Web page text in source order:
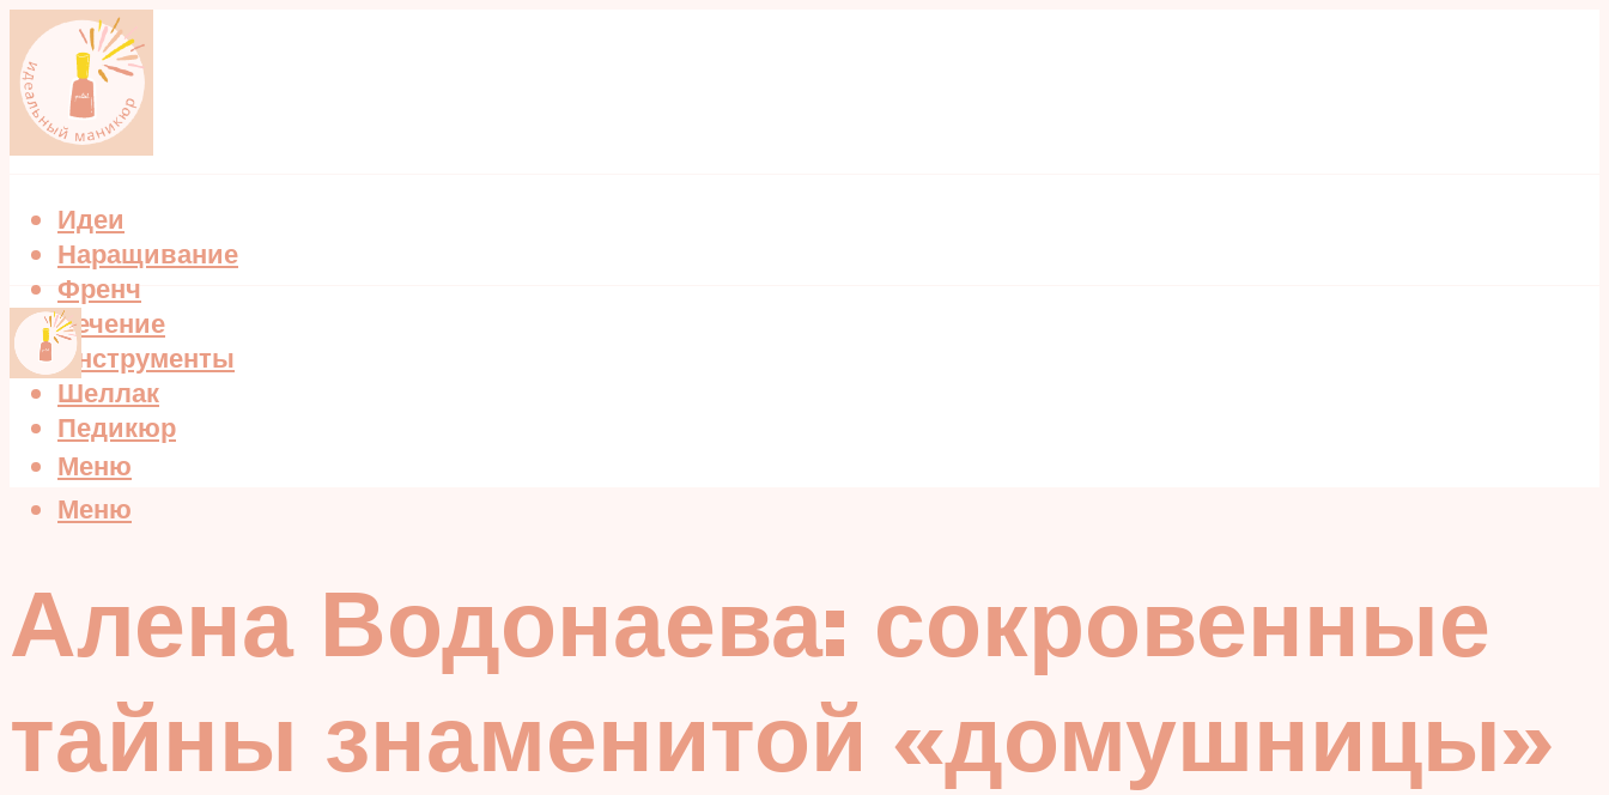
Идеи
Наращивание
Френч
Лечение
Инструменты
Шеллак
Педикюр
Меню
Меню
Алена Водонаева: сокровенные
тайны знаменитой «домушницы»